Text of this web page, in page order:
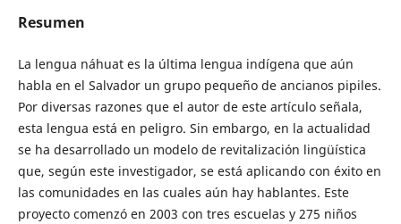
Resumen
La lengua náhuat es la última lengua indígena que aún
habla en el Salvador un grupo pequeño de ancianos pipiles.
Por diversas razones que el autor de este artículo señala,
esta lengua está en peligro. Sin embargo, en la actualidad
se ha desarrollado un modelo de revitalización lingüística
que, según este investigador, se está aplicando con éxito en
las comunidades en las cuales aún hay hablantes. Este
proyecto comenzó en 2003 con tres escuelas y 275 niños